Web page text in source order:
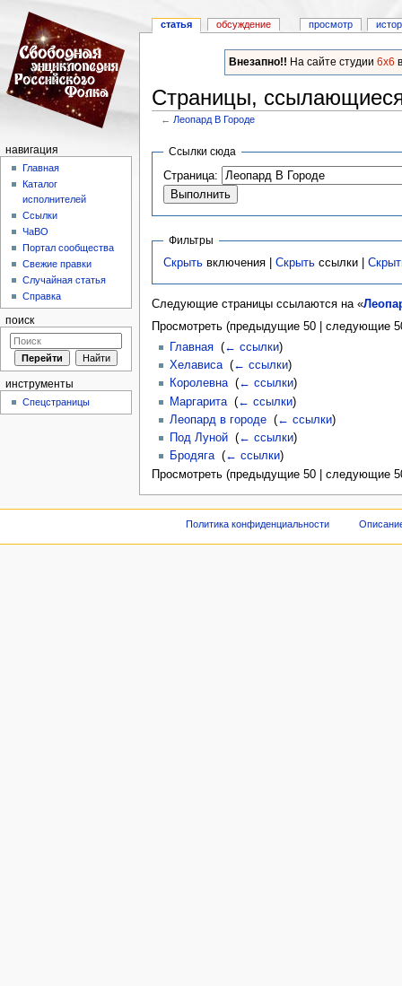
Внезапно!! На сайте студии 6x6
Страницы,
← Леопард В Городе
Ссылки сюда
Страница:
Фильтры
Скрыть включения |Скрыть ссылки |
Следующие страницы ссылаются на «
Просмотреть (предыдущие 50 | следующие
Главная‎ (← ссылки)
Хелависа‎ (← ссылки)
Королевна‎ (← ссылки)
Маргарита‎ (← ссылки)
Леопард в городе‎ (← ссылки)
Под Луной‎ (← ссылки)
Бродяга‎ (← ссылки)
Просмотреть (предыдущие 50 | следующие
статья обсуждение просмотр
навигация
Главная
Каталог
исполнителей
Ссылки
ЧаВО
Портал сообщества
Свежие правки
Случайная статья
Справка
поиск
инструменты
Спецстраницы
Политика конфиденциальности